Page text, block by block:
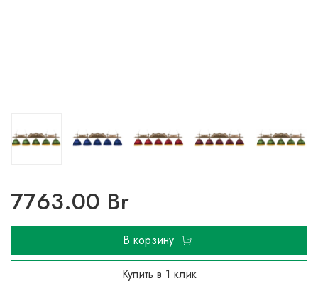
7763.00 Br
В корзину
Купить в 1 клик